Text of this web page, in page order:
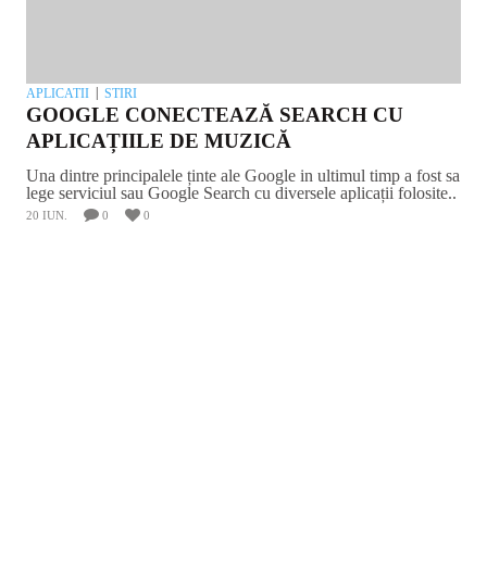
APLICATII STIRI
GOOGLE CONECTEAZĂ SEARCH CU
APLICAȚIILE DE MUZICĂ
Una dintre principalele ținte ale Google in ultimul timp a fost sa
lege serviciul sau Google Search cu diversele aplicații folosite..
20 IUN. 0 0